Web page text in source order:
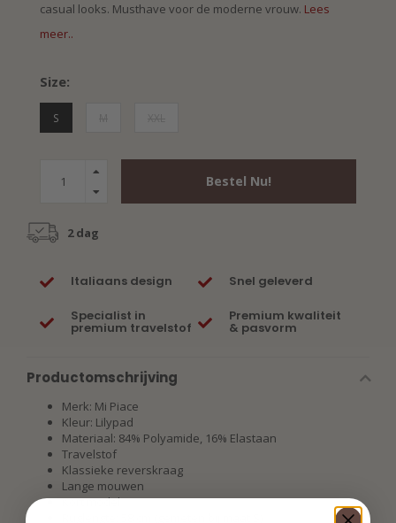
casual looks. Musthave voor de moderne vrouw. Lees
meer..
Size:
S
Bestel Nu!
2 dag
Italiaans design Snel geleverd
Specialist in
premium travelstof
Premium kwaliteit
& pasvorm
Productomschrijving
Merk: Mi Piace
Kleur: Lilypad
Materiaal: 84% Polyamide, 16% Elastaan
Travelstof
Klassieke reverskraag
Lange mouwen
Kort model